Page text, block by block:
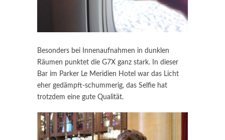
Besonders bei Innenaufnahmen in dunklen
Räumen punktet die G7X ganz stark. In dieser
Bar im Parker Le Meridien Hotel war das Licht
eher gedämpft-schummerig, das Selfie hat
trotzdem eine gute Qualität.